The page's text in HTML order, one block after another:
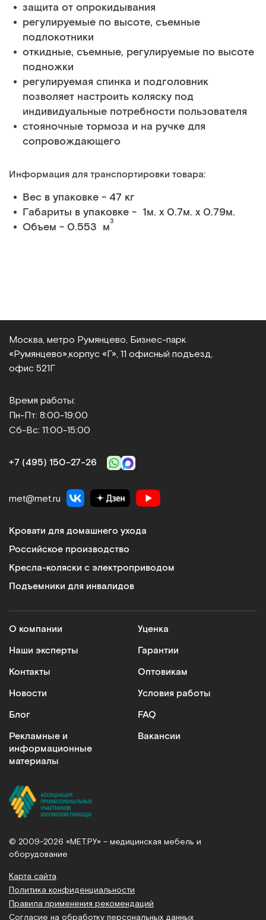
защита от опрокидывания
регулируемые по высоте, съемные
подлокотники
откидные, съемные, регулируемые по высоте
подножки
регулируемая спинка и подголовник
позволяет настроить коляску под
индивидуальные потребности пользователя
стояночные тормоза и на ручке для
сопровождающего
Информация для транспортировки товара:
Вес в упаковке - 47 кг
Габариты в упаковке - 1м. x 0.7м. x 0.79м.
Объем - 0.553 м3
Москва, метро Румянцево, Бизнес‑парк
«Румянцево», корпус «Г», 11 офисный подъезд,
офис 521Г
Время работы:
Пн-Пт: 8:00-19:00
Сб-Вс: 11:00-15:00
+7 (495) 150‑27‑26
met@met.ru
Кровати для домашнего ухода
Российское производство
Кресла-коляски с электроприводом
Подъемники для инвалидов
О компании
Наши эксперты
Контакты
Новости
Блог
Рекламные и
информационные
материалы
Уценка
Гарантии
Оптовикам
Условия работы
FAQ
Вакансии
© 2009-2026 «МЕТ.РУ» – медицинская мебель и
оборудование
Карта сайта
Политика конфиденциальности
Правила применения рекомендаций
Согласие на обработку персональных данных